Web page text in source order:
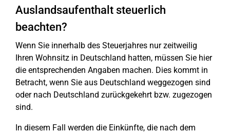
Auslandsaufenthalt steuerlich
beachten?
Wenn Sie innerhalb des Steuerjahres nur zeitweilig
Ihren Wohnsitz in Deutschland hatten, müssen Sie hier
die entsprechenden Angaben machen. Dies kommt in
Betracht, wenn Sie aus Deutschland weggezogen sind
oder nach Deutschland zurückgekehrt bzw. zugezogen
sind.
In diesem Fall werden die Einkünfte, die nach dem